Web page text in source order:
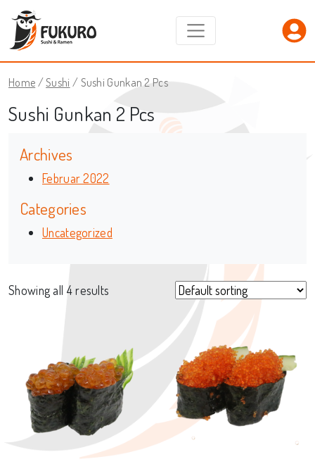
Home /Sushi / Sushi Gunkan 2 Pcs
Sushi Gunkan 2 Pcs
Showing all 4 results
Archives
Februar 2022
Categories
Uncategorized